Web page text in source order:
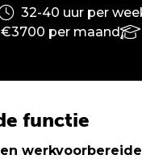
32-40 uur per
per maand
functie